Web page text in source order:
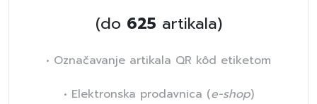
(do 625 artikala)
• Označavanje artikala QR kôd etiketom
• Elektronska prodavnica (e-shop)